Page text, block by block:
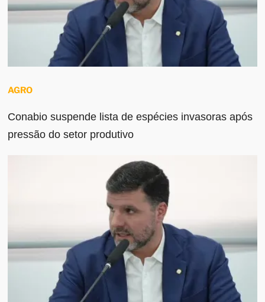
AGRO
Conabio suspende lista de espécies invasoras após
pressão do setor produtivo